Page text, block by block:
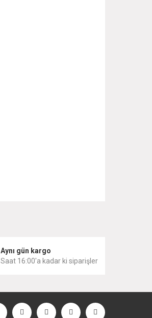
Aynı gün kargo
Saat 16:00'a kadar ki siparişler